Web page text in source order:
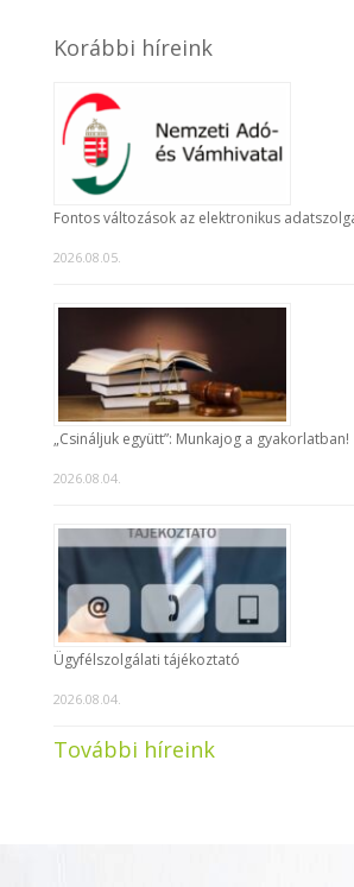
Korábbi híreink
Fontos változások az elektronikus
2026.08.05.
„Csináljuk együtt”: Munkajog a gyakorlatban!
2026.08.04.
Ügyfélszolgálati tájékoztató
2026.08.04.
További híreink